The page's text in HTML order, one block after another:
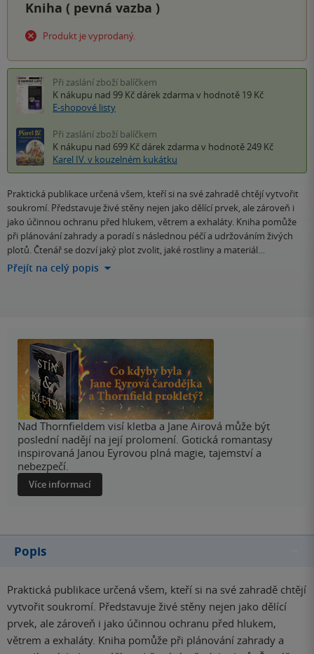
Kniha ( pevná vazba )
Produkt je vyprodaný.
Při zaslání zboží balíčkem
K nákupu nad 99 Kč dárek zdarma v hodnotě 19 Kč
E-shopové listy
Při zaslání zboží balíčkem
K nákupu nad 699 Kč dárek zdarma v hodnotě 249 Kč
Karel IV. v kouzelném kukátku
Praktická publikace určená všem, kteří si na své zahradě chtějí vytvořit
soukromí. Představuje živé stěny nejen jako dělící prvek, ale zároveň i
jako účinnou ochranu před hlukem, větrem a exhaláty. Kniha pomůže
při plánování zahrady a poradí s následnou péčí a udržováním živých
plotů. Čtenář se dozví jaký plot zvolit, jaké rostliny a materiál…
Přejít na celý popis
Nad Thornfieldem visí kletba a Jane Airová může být
poslední nadějí na její prolomení. Gotická romantasy
inspirovaná Janou Eyrovou plná magie, tajemství a
nebezpečí.
Více informací
Popis
Praktická publikace určená všem, kteří si na své zahradě chtějí
vytvořit soukromí. Představuje živé stěny nejen jako dělící
prvek, ale zároveň i jako účinnou ochranu před hlukem,
větrem a exhaláty. Kniha pomůže při plánování zahrady a